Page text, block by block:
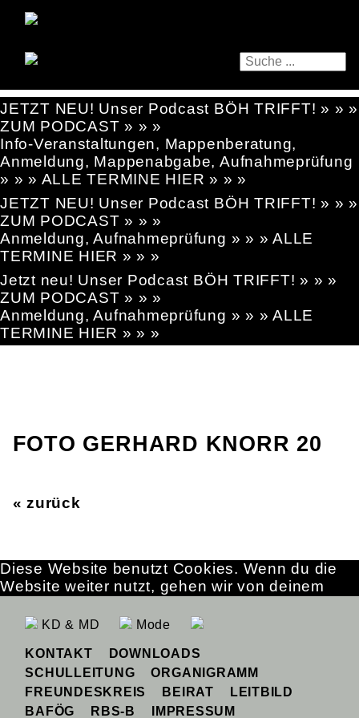
JETZT NEU! Unser Podcast BÖH TRIFFT! » » »
ZUM PODCAST » » »
Info-Veranstaltungen, Mappenberatung,
Anmeldung, Mappenabgabe, Aufnahmeprüfung
» » » ALLE TERMINE HIER » » »
JETZT NEU! Unser Podcast BÖH TRIFFT! » » »
ZUM PODCAST » » »
Anmeldung, Aufnahmeprüfung » » » ALLE
TERMINE HIER » » »
Jetzt neu! Unser Podcast BÖH TRIFFT! » » »
ZUM PODCAST » » »
Anmeldung, Aufnahmeprüfung » » » ALLE
TERMINE HIER » » »
FOTO GERHARD KNORR 20
« zurück
KD & MD Mode
KONTAKT
DOWNLOADS
SCHULLEITUNG
ORGANIGRAMM
FREUNDESKREIS
BEIRAT
LEITBILD
BAFÖG
RBS-B IMPRESSUM
Diese Website benutzt Cookies. Wenn du die
Website weiter nutzt, gehen wir von deinem